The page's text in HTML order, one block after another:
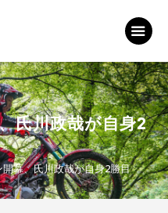
氏川政哉が自身2
幕、氏川政哉が自身2勝目
ル選手権